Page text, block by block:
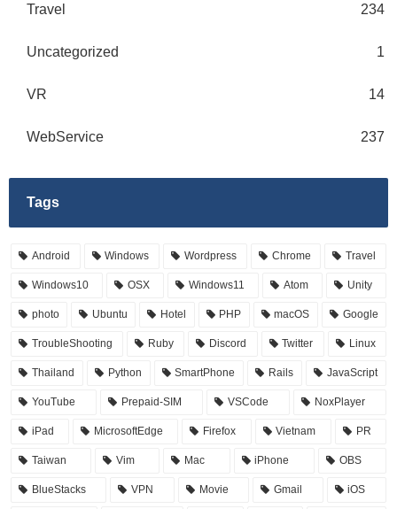
Travel 234
Uncategorized 1
VR 14
WebService 237
Tags
Android Windows Wordpress Chrome Travel
Windows10 OSX Windows11 Atom Unity
photo Ubuntu Hotel PHP macOS Google
TroubleShooting Ruby Discord Twitter Linux
Thailand Python SmartPhone Rails JavaScript
YouTube Prepaid-SIM VSCode NoxPlayer
iPad MicrosoftEdge Firefox Vietnam PR
Taiwan Vim Mac iPhone OBS
BlueStacks VPN Movie Gmail iOS